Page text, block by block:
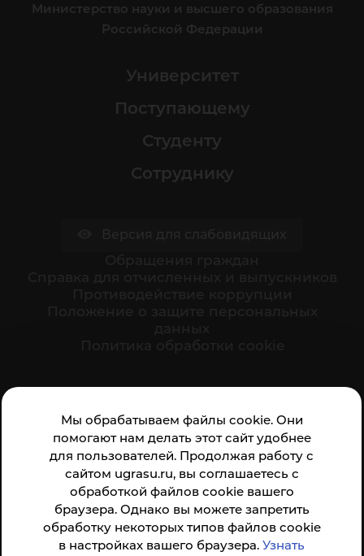
Мы обрабатываем файлы cookie. Они
помогают нам делать этот сайт удобнее
для пользователей. Продолжая работу с
сайтом ugrasu.ru, вы соглашаетесь с
обработкой файлов cookie вашего
браузера. Однако вы можете запретить
обработку некоторых типов файлов cookie
в настройках вашего браузера.Узнать
Министерство науки и высшего образования
Российской Федерации
Университет
Поступающему
Студенту
Сотруднику
организации:
Анкета доступна по QR-коду, а так же по прямой
ссылке